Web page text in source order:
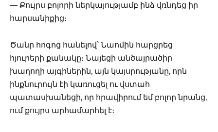
— Քույրս բոլորի ներկայությամբ ինձ վռնդեց իր
հարսանիքից։
Ծանր հոգոց հանելով՝ Նաոմին հարցրեց
հյուրերի քանակը։ Նայեցի անծայրածիր
խաղողի այգիներին, այն կայսրությանը, որն
ինքնուրույն էի կառուցել ու վստահ
պատասխանեցի, որ հրավիրում եմ բոլոր նրանց,
ում քույրս արհամարհել է։